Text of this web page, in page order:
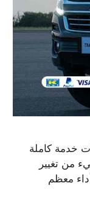
خدمة كاملة
من تغيير
معظم